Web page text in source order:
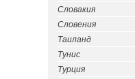
Словакия
Словения
Таиланд
Тунис
Турция